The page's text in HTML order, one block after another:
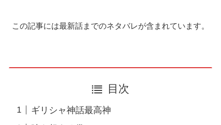
この記事には最新話までのネタバレが含まれています。
目次
ギリシャ神話最高神